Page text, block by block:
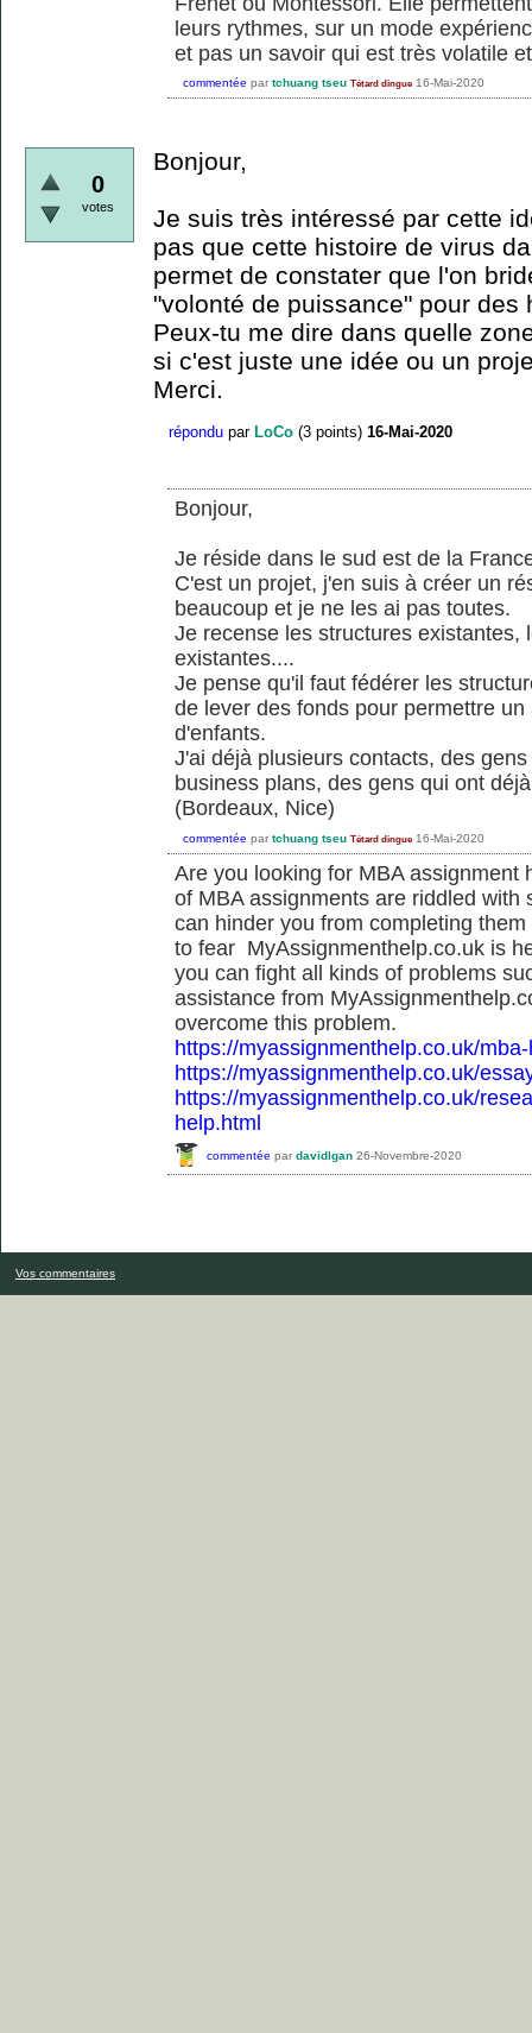
leurs rythmes, sur un mode
et pas un savoir qui est très volatile
commentée par tchuang tseu Tétard dingue 16-Mai-2020
0
votes
Bonjour,
Je suis très intéressé par cette
pas que cette histoire de virus
permet de constater que l'on
"volonté de puissance" pour des
Peux-tu me dire dans quelle
si c'est juste une idée ou un
Merci.
répondu par LoCo (3 points) 16-Mai-2020
Bonjour,
Je réside dans le sud est de la
C'est un projet, j'en suis à créer un
beaucoup et je ne les ai pas toutes.
Je recense les structures existantes,
existantes....
Je pense qu'il faut fédérer les
de lever des fonds pour permettre
d'enfants.
J'ai déjà plusieurs contacts, des
business plans, des gens qui ont
(Bordeaux, Nice)
commentée par tchuang tseu Tétard dingue 16-Mai-2020
Are you looking for MBA assignment
of MBA assignments are riddled with
can hinder you from completing
to fear MyAssignmenthelp.co.uk is
you can fight all kinds of problems
assistance from
overcome this problem.
https://myassignmenthelp.co.uk/
https://myassignmenthelp.co.uk/
https://myassignmenthelp.co.uk/
help.html
commentée par davidlgan 26-Novembre-2020
Vos commentaires